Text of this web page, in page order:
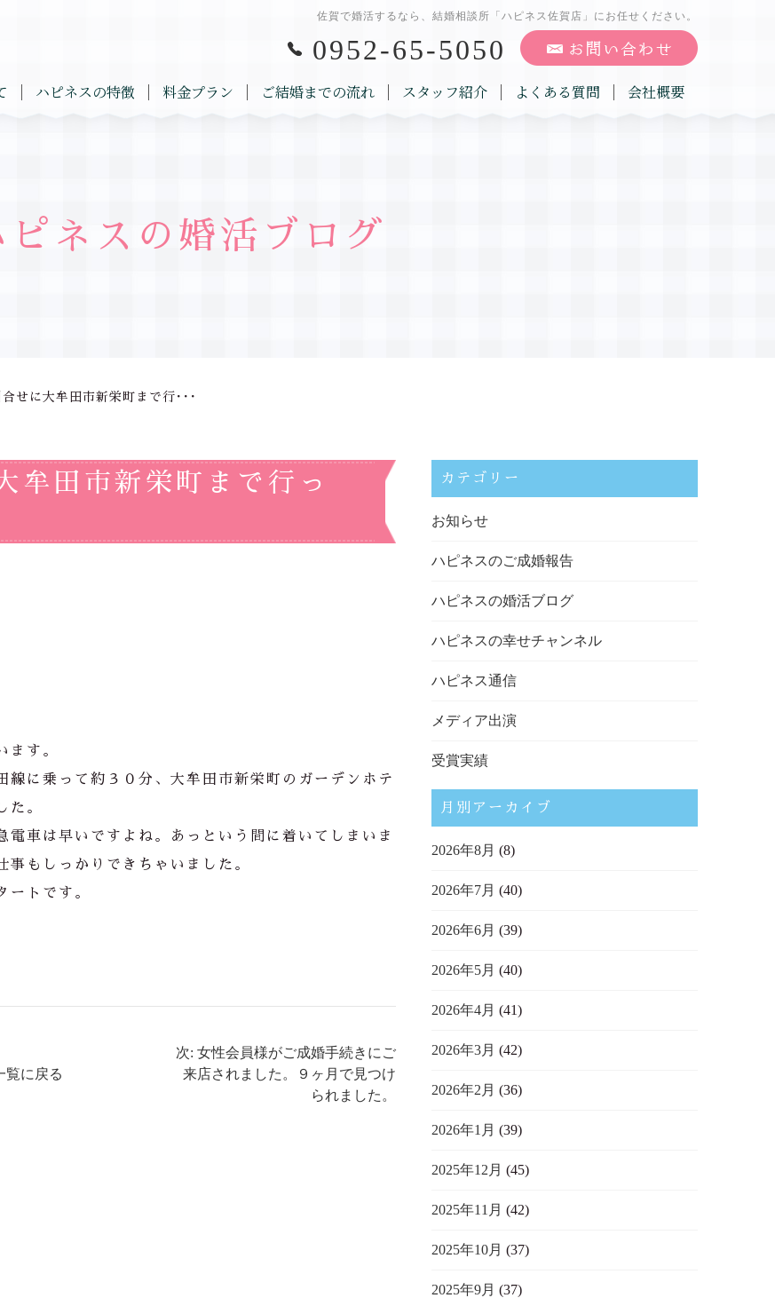
佐賀で婚活するなら、結婚相談所「ハピネス佐賀店」にお任せください。
0952-65-5050
ハピネスの特徴 料金プラン ご結婚までの流れ スタッフ紹介 よくある質問 会社概要
ピネスの婚活ブログ
せに大牟田市新栄町まで行･･･
牟田市新栄町まで行っ
ます。
に乗って約３０分、大牟田市新栄町のガーデンホテ
た。
車は早いですよね。あっという間に着いてしまいま
事もしっかりできちゃいました。
ートです。
覧に戻る
次: 女性会員様がご成婚手続きにご
来店されました。９ヶ月で見つけ
られました。
カテゴリー
お知らせ
ハピネスのご成婚報告
ハピネスの婚活ブログ
ハピネスの幸せチャンネル
ハピネス通信
メディア出演
受賞実績
月別アーカイブ
2026年8月 (8)
2026年7月 (40)
2026年6月 (39)
2026年5月 (40)
2026年4月 (41)
2026年3月 (42)
2026年2月 (36)
2026年1月 (39)
2025年12月 (45)
2025年11月 (42)
2025年10月 (37)
2025年9月 (37)